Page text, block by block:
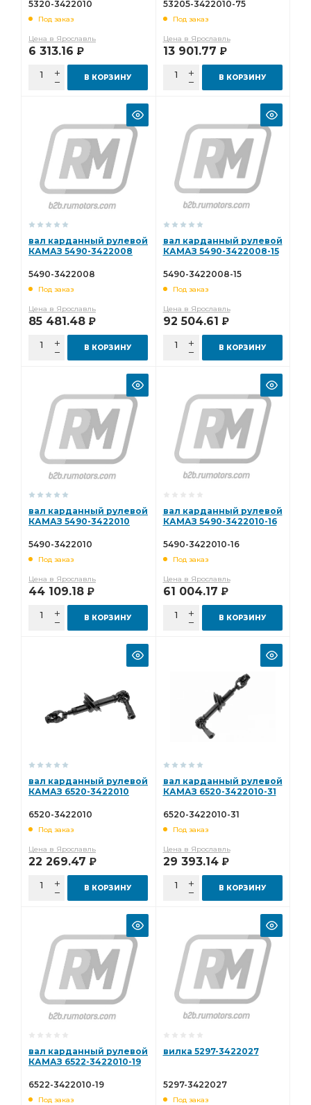
5320-3422010
Под заказ
Цена в Ярославль
6 313.16 Р
В КОРЗИНУ
53205-3422010-75
Под заказ
Цена в Ярославль
13 901.77 Р
В КОРЗИНУ
вал карданный рулевой
КАМАЗ 5490-3422008
5490-3422008
Под заказ
Цена в Ярославль
85 481.48 Р
В КОРЗИНУ
вал карданный рулевой
КАМАЗ 5490-3422008-15
5490-3422008-15
Под заказ
Цена в Ярославль
92 504.61 Р
В КОРЗИНУ
вал карданный рулевой
КАМАЗ 5490-3422010
5490-3422010
Под заказ
Цена в Ярославль
44 109.18 Р
В КОРЗИНУ
вал карданный рулевой
КАМАЗ 5490-3422010-16
5490-3422010-16
Под заказ
Цена в Ярославль
61 004.17 Р
В КОРЗИНУ
вал карданный рулевой
КАМАЗ 6520-3422010
6520-3422010
Под заказ
Цена в Ярославль
22 269.47 Р
В КОРЗИНУ
вал карданный рулевой
КАМАЗ 6520-3422010-31
6520-3422010-31
Под заказ
Цена в Ярославль
29 393.14 Р
В КОРЗИНУ
вал карданный рулевой
КАМАЗ 6522-3422010-19
6522-3422010-19
Под заказ
вилка 5297-3422027
5297-3422027
Под заказ